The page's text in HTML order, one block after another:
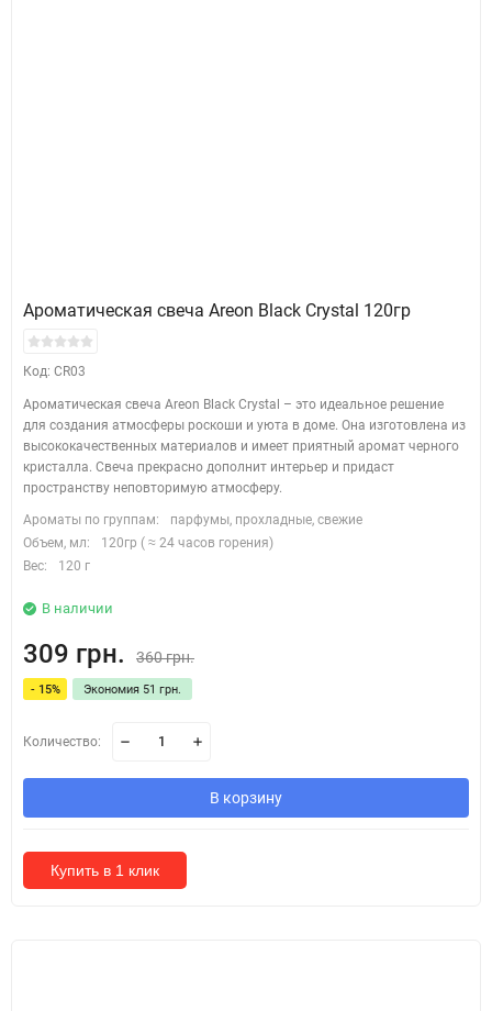
Ароматическая свеча Areon Black Crystal 120гр
Код: CR03
Ароматическая свеча Areon Black Crystal – это идеальное решение
для создания атмосферы роскоши и уюта в доме. Она изготовлена из
высококачественных материалов и имеет приятный аромат черного
кристалла. Свеча прекрасно дополнит интерьер и придаст
пространству неповторимую атмосферу.
Ароматы по группам:
парфумы, прохладные, свежие
Объем, мл:
120гр ( ≈ 24 часов горения)
Вес:
120 г
В наличии
309 грн. 360 грн.
- 15% Экономия 51 грн.
Количество:
В корзину
Купить в 1 клик